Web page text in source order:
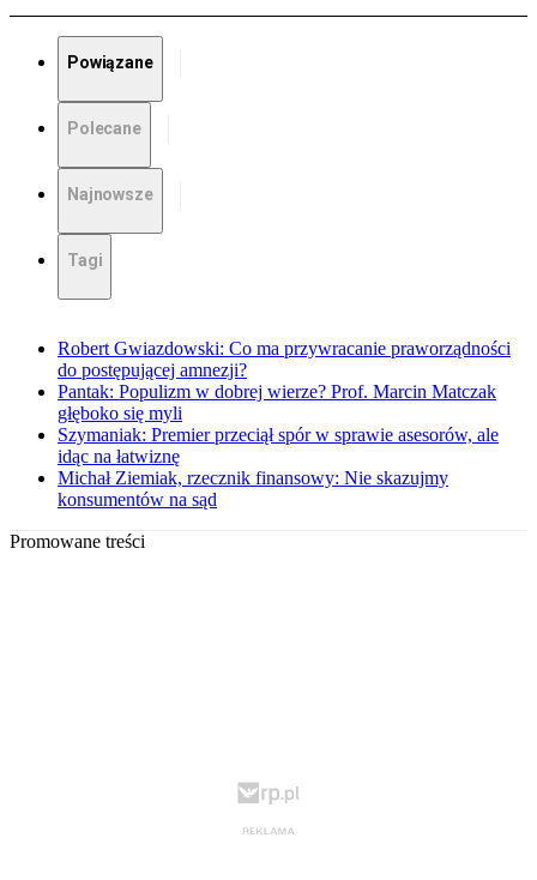
Powiązane
Polecane
Najnowsze
Tagi
Robert Gwiazdowski: Co ma przywracanie praworządności
do postępującej amnezji?
Pantak: Populizm w dobrej wierze? Prof. Marcin Matczak
głęboko się myli
Szymaniak: Premier przeciął spór w sprawie asesorów, ale
idąc na łatwiznę
Michał Ziemiak, rzecznik finansowy: Nie skazujmy
konsumentów na sąd
Promowane treści